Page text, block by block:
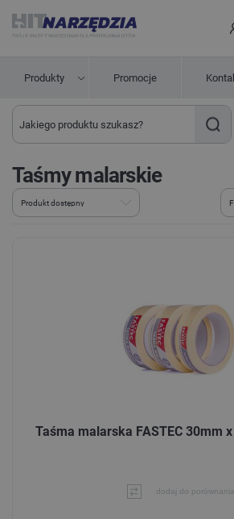
Produkty Promocje
Taśmy malarskie
Taśma malarska FASTEC 30mm
dodaj do porównania